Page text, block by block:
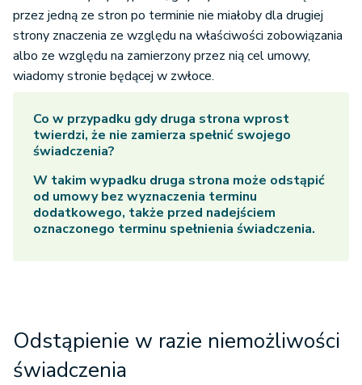
przez jedną ze stron po terminie nie miałoby dla drugiej
strony znaczenia ze względu na właściwości zobowiązania
albo ze względu na zamierzony przez nią cel umowy,
wiadomy stronie będącej w zwłoce.
Co w przypadku gdy druga strona wprost
twierdzi, że nie zamierza spełnić swojego
świadczenia?
W takim wypadku druga strona może odstąpić
od umowy bez wyznaczenia terminu
dodatkowego, także przed nadejściem
oznaczonego terminu spełnienia świadczenia.
Odstąpienie w razie niemożliwości
świadczenia